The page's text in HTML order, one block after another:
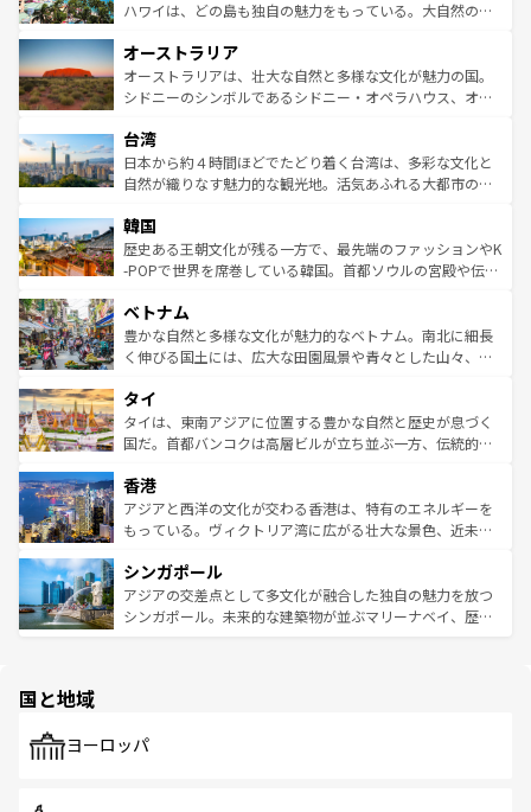
西部には大自然が広がり、グランドキャニオンやイエロー
部のニューオーリンズでは、音楽と美食が融合した独特の
文化が魅力。旅行者はアメリカの各地域で異なる魅力を楽
しみながら、その多様性と豊かな歴史を感じることができ
ならではの贅沢な旅のスタイルだ。 なお、新着のアメリカ
情報はコンテンツ一覧を参照してほしい。
ハワイは、どの島も独自の魅力をもっている。大自然の神
ワイ島は見逃せない。また、定番の観光地といえばオアフ
島だが、静かな自然を求めるならマウイ島やカウアイ島が
おすすめ。エメラルドグリーンに輝く海をはじめ、豊かな
れるおもてなしの心で訪れる人々を迎えてくれるハワイの
人々、おいしいローカルフードやハワイアンミュージッ
ク、伝統的なフラダンスなど、すべてがハワイの魅力を彩
ワイを、存分に味わってほしい。 なお、新着のハワイ情報
はコンテンツ一覧を参照してほしい。
オーストラリア
オーストラリアは、壮大な自然と多様な文化が魅力の国。
シドニーのシンボルであるシドニー・オペラハウス、オー
リアリーフや大陸中央部にそびえるウルル（エアーズロッ
ク）、タスマニアの美しい原生林やケアンズの熱帯雨林な
ど、見どころがたくさん。また、カフェやワイン、オージ
いる。アクティビティも充実しており、サーフィンやダイ
ビング、ハイキングなど、アウトドア好きにはたまらな
い。オーストラリアの多彩な魅力を存分に味わいつくそ
参照してほしい。
台湾
日本から約４時間ほどでたどり着く台湾は、多彩な文化と
自然が織りなす魅力的な観光地。活気あふれる大都市の台
ン）、静ひつな山岳地帯である台湾東部など、都市の喧騒
と山間の静けさが共存しており、訪れる人に新しい発見と
驚きをもたらしてくれる。また、奥深い台湾の食文化も魅
容にもいいと評判のスイーツなど、バラエティ豊かな料理
が味わえる。 なお、新着の台湾情報は コンテンツ一覧を参
照してほしい。
韓国
歴史ある王朝文化が残る一方で、最先端のファッションやK
-POPで世界を席巻している韓国。首都ソウルの宮殿や伝統
き、地方に足を延ばせば四季折々の自然美を楽しむことが
できる。そして、キムチや焼肉、絶品のストリートフード
まで、さまざまな韓国料理が待っている。夜には、韓国な
リティに包まれながら、韓国の多彩な魅力を心ゆくまで味
わってみてほしい。 なお、新着の韓国情報はコンテンツ一
覧を参照してほしい。
ベトナム
豊かな自然と多様な文化が魅力的なベトナム。南北に細長
く伸びる国土には、広大な田園風景や青々とした山々、世
急速な発展と共に伝統が息づく。ハノイの古い町並みやホ
ーチミン市のフランス統治時代の建物も、独特の雰囲気を
醸し出している。また、バラエティの豊かさとおいしさで
とつ。フォーやバインミー、ベトナムコーヒーなどは、ぜ
ひ現地で味わいたい。どの地域を訪れてもあたたかい人々
が旅行者を迎えてくれるので、きっと忘れられない旅にな
参照してほしい。
タイ
タイは、東南アジアに位置する豊かな自然と歴史が息づく
国だ。首都バンコクは高層ビルが立ち並ぶ一方、伝統的な
の活気が交差している。北部ではチェンマイなどの山岳地
帯で自然と触れ合い、南部ではプーケットやクラビの美し
いビーチでリゾート気分を楽しむことができる。タイ料理
激する。気候は一年中温暖で、どの季節にも異なる楽しみ
が待っている。親しみやすいタイの人々、仏教を中心とし
た文化、そして多様な観光資源が、訪れる旅人を魅了し続
香港
アジアと西洋の文化が交わる香港は、特有のエネルギーを
もっている。ヴィクトリア湾に広がる壮大な景色、近未来
み、どこを訪れても感動するはず。観光スポットが密集し
ており、効率よく見どころを回れるのも魅力。息をのむよ
うな絶景から文化的な体験まで、香港を存分に楽しみ尽く
シンガポール
アジアの交差点として多文化が融合した独自の魅力を放つ
シンガポール。未来的な建築物が並ぶマリーナベイ、歴史
で、ホーカーズは地元の風情を楽しめる外せないスポット
国と地域
ヨーロッパ